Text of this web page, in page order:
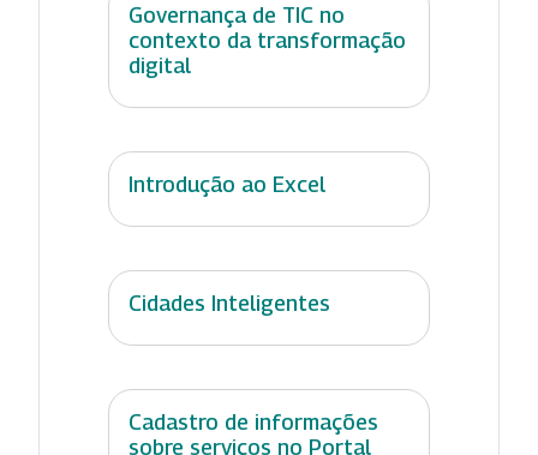
Governança de TIC no
contexto da transformação
digital
Introdução ao Excel
Cidades Inteligentes
Cadastro de informações
sobre serviços no Portal